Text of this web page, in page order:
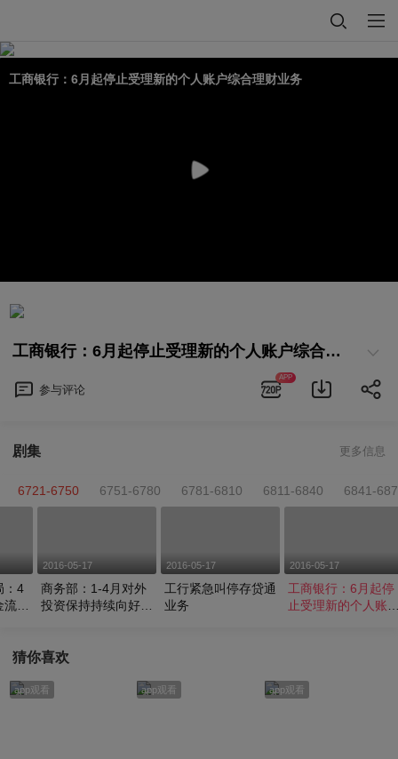
工商银行：6月起停止受理新的个人账户综合理财业务
工商银行：6月起停止受理新的个人账户综合理财业务
参与评论
APP
剧集 更多信息
6721-6750 6751-6780 6781-6810 6811-6840 6841-
：4
出
2016-05-17
商务部：1-4月对外
投资保持持续向好趋
2016-05-17
工行紧急叫停存贷通
业务
2016-05-17
工商银行：6月起停
止受理新的个人账
猜你喜欢
app观看 app观看 app观看